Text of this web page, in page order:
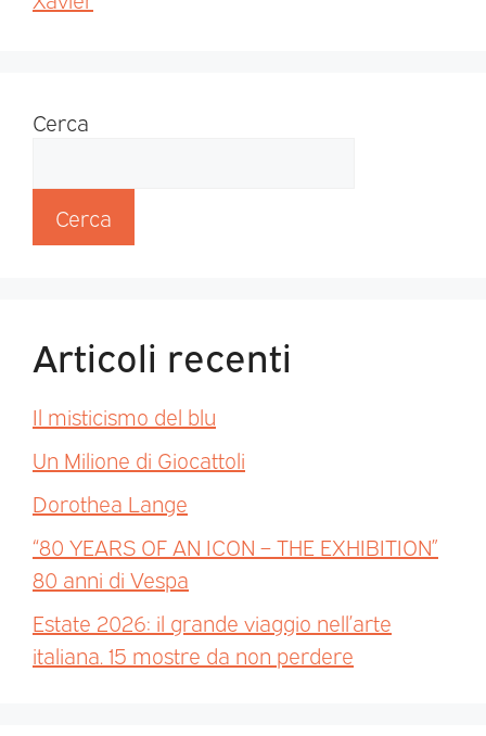
Cerca
Cerca
Articoli recenti
Il misticismo del blu
Un Milione di Giocattoli
Dorothea Lange
“80 YEARS OF AN ICON – THE EXHIBITION”
80 anni di Vespa
Estate 2026: il grande viaggio nell’arte
italiana. 15 mostre da non perdere